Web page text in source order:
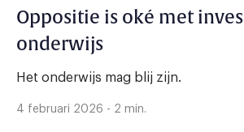
Oppositie is oké met
onderwijs
Het onderwijs mag blij zijn.
4 februari 2026 - 2 min.